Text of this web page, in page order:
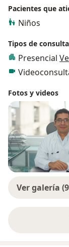
Pacientes que
Niños
Tipos de consulta
Presencial
Fotos y videos
Ver galería